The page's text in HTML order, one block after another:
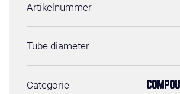
Artikelnummer
Tube diameter
Categorie